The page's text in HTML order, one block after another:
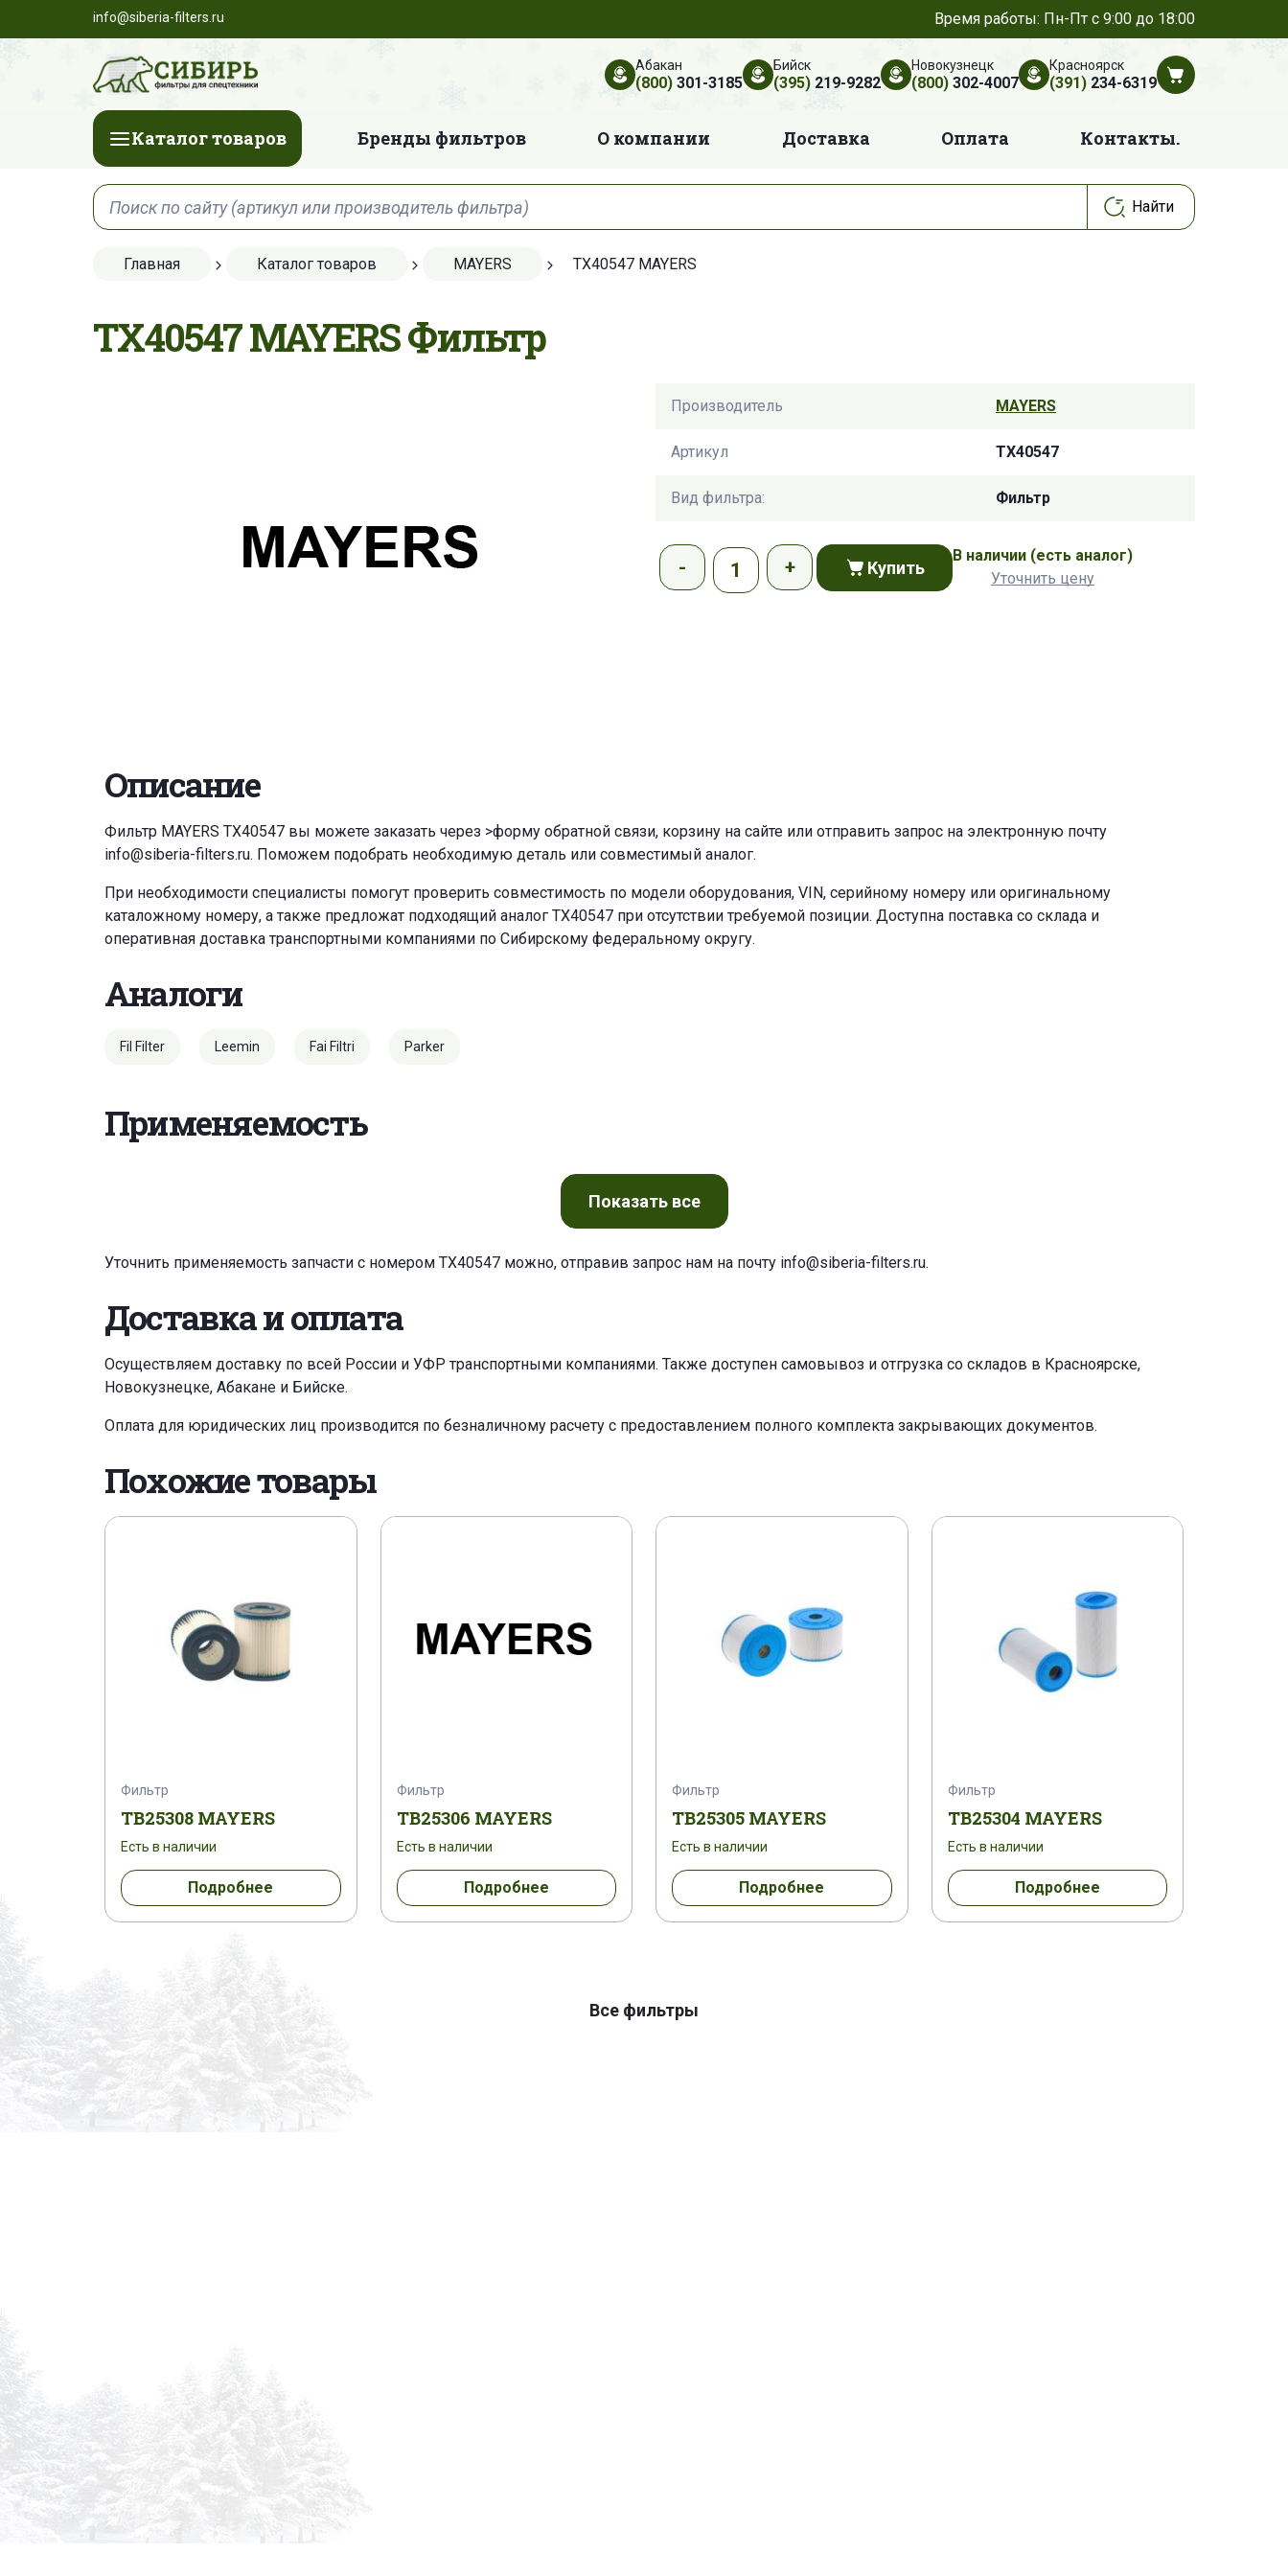
info@siberia-filters.ru Время работы: Пн-Пт с 9:00 до 18:00
Абакан
(800)301-3185
Бийск
(395)219-9282
Новокузнецк
(800)302-4007
Красноярск
(391)234-6319
Каталог товаров Бренды фильтров О компании Доставка Оплата Контакты.
Главная Каталог товаров MAYERS TX40547 MAYERS
TX40547 MAYERS Фильтр
Производитель MAYERS
Артикул TX40547
Вид фильтра: Фильтр
Купить
В наличии (есть аналог)
Уточнить цену
Описание
Фильтр MAYERS TX40547 вы можете заказать через >форму обратной связи, корзину на сайте или отправить запрос на электронную почту
info@siberia-filters.ru. Поможем подобрать необходимую деталь или совместимый аналог.
При необходимости специалисты помогут проверить совместимость по модели оборудования, VIN, серийному номеру или оригинальному
каталожному номеру, а также предложат подходящий аналог TX40547 при отсутствии требуемой позиции. Доступна поставка со склада и
оперативная доставка транспортными компаниями по Сибирскому федеральному округу.
Аналоги
Fil Filter Leemin Fai Filtri Parker
Применяемость
Показатьвсе
Уточнить применяемость запчасти с номером TX40547 можно, отправив запрос нам на почту info@siberia-filters.ru.
Доставка и оплата
Осуществляем доставку по всей России и УФР транспортными компаниями. Также доступен самовывоз и отгрузка со складов в Красноярске,
Новокузнецке, Абакане и Бийске.
Оплата для юридических лиц производится по безналичному расчету с предоставлением полного комплекта закрывающих документов.
Похожие товары
Фильтр
TB25308 MAYERS
Есть в наличии
Подробнее
Фильтр
TB25306 MAYERS
Есть в наличии
Подробнее
Фильтр
TB25305 MAYERS
Есть в наличии
Подробнее
Фильтр
TB25304 MAYERS
Есть в наличии
Подробнее
Все фильтры